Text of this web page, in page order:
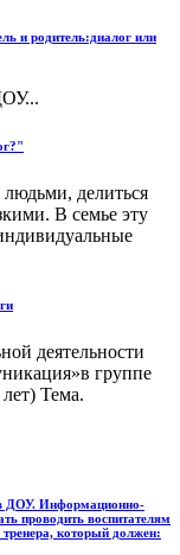
и родитель:диалог или
людьми, делить­ся
В семье эту
деятельности
группе
Тема.
ДОУ. Информационно-
проводить воспитателям
который должен: